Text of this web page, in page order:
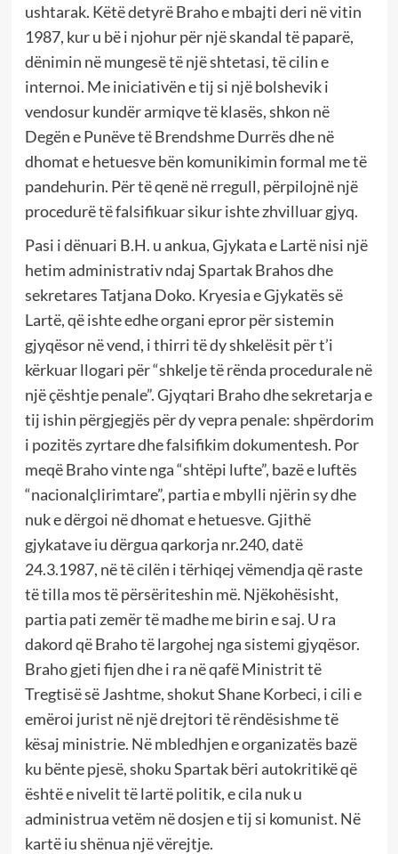
ushtarak. Këtë detyrë Braho e mbajti deri në vitin
1987, kur u bë i njohur për një skandal të paparë,
dënimin në mungesë të një shtetasi, të cilin e
internoi. Me iniciativën e tij si një bolshevik i
vendosur kundër armiqve të klasës, shkon në
Degën e Punëve të Brendshme Durrës dhe në
dhomat e hetuesve bën komunikimin formal me të
pandehurin. Për të qenë në rregull, përpilojnë një
procedurë të falsifikuar sikur ishte zhvilluar gjyq.
Pasi i dënuari B.H. u ankua, Gjykata e Lartë nisi një
hetim administrativ ndaj Spartak Brahos dhe
sekretares Tatjana Doko. Kryesia e Gjykatës së
Lartë, që ishte edhe organi epror për sistemin
gjyqësor në vend, i thirri të dy shkelësit për t’i
kërkuar llogari për “shkelje të rënda procedurale në
një çështje penale”. Gjyqtari Braho dhe sekretarja e
tij ishin përgjegjës për dy vepra penale: shpërdorim
i pozitës zyrtare dhe falsifikim dokumentesh. Por
meqë Braho vinte nga “shtëpi lufte”, bazë e luftës
“nacionalçlirimtare”, partia e mbylli njërin sy dhe
nuk e dërgoi në dhomat e hetuesve. Gjithë
gjykatave iu dërgua qarkorja nr.240, datë
24.3.1987, në të cilën i tërhiqej vëmendja që raste
të tilla mos të përsëriteshin më. Njëkohësisht,
partia pati zemër të madhe me birin e saj. U ra
dakord që Braho të largohej nga sistemi gjyqësor.
Braho gjeti fijen dhe i ra në qafë Ministrit të
Tregtisë së Jashtme, shokut Shane Korbeci, i cili e
emëroi jurist në një drejtori të rëndësishme të
kësaj ministrie. Në mbledhjen e organizatës bazë
ku bënte pjesë, shoku Spartak bëri autokritikë që
është e nivelit të lartë politik, e cila nuk u
administrua vetëm në dosjen e tij si komunist. Në
kartë iu shënua një vërejtje.